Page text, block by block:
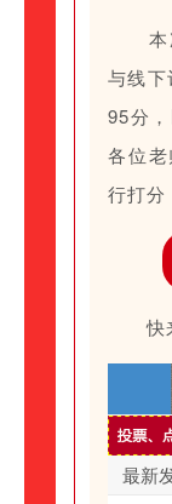
与线
95分
各位
行打
快